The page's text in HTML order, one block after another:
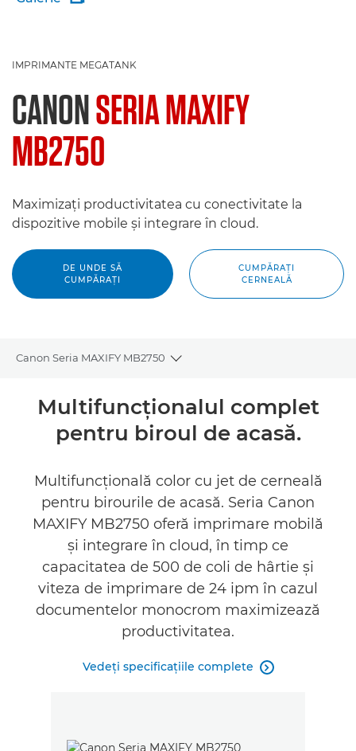
IMPRIMANTE MEGATANK
CANONSERIA MAXIFY
MB2750
Maximizaţi productivitatea cu conectivitate la
dispozitive mobile şi integrare în cloud.
DE UNDE SĂ
CUMPĂRAŢI
CUMPĂRAŢI
CERNEALĂ
Canon Seria MAXIFY MB2750
Toggle breadcrumbs
Prezentare generală
Specificaţii
Asistenţă
CUMPĂRAŢI CERNEALĂ
Multifuncţionalul complet
pentru biroul de acasă.
Multifuncţională color cu jet de cerneală
pentru birourile de acasă. Seria Canon
MAXIFY MB2750 oferă imprimare mobilă
şi integrare în cloud, în timp ce
capacitatea de 500 de coli de hârtie şi
viteza de imprimare de 24 ipm în cazul
documentelor monocrom maximizează
productivitatea.
Vedeţi specificaţiile complete 